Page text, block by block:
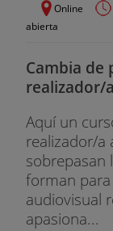
Online
abierta
Cambia de
realizador/
Aquí un
realizador/a
sobrepasan
forman
audiovisual
apasiona...